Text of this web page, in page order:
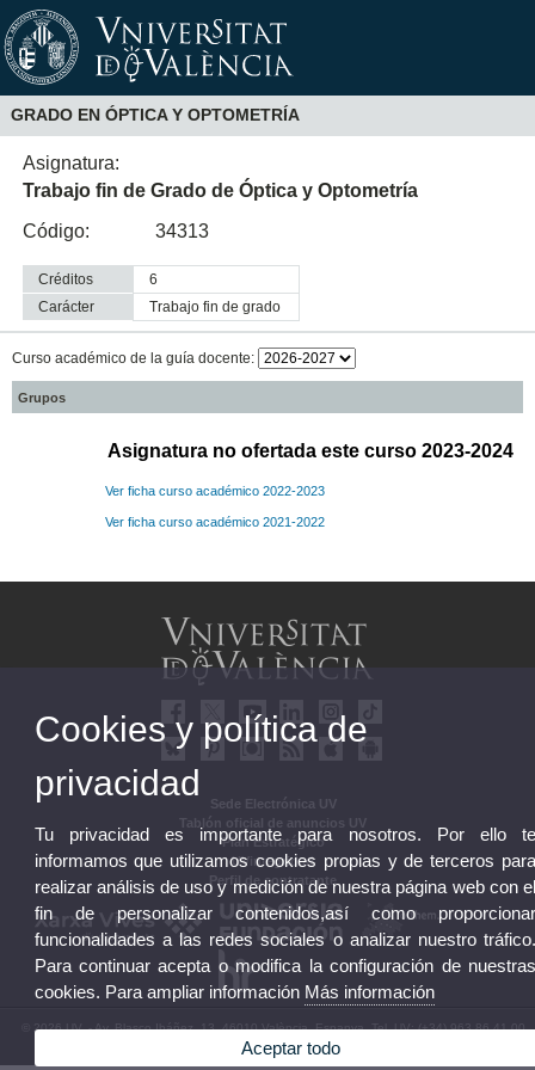
GRADO EN ÓPTICA Y OPTOMETRÍA
Asignatura:
Trabajo fin de Grado de Óptica y Optometría
Código:
34313
Créditos
6
Carácter
trabajo fin de grado
Curso académico de la guía docente:
Grupos
Asignatura no ofertada este curso 2023-2024
Ver ficha curso académico 2022-2023
Ver ficha curso académico 2021-2022
Sede Electrónica UV
Tablón oficial de anuncios UV
Plan Estratégico
UVintegridad
Perfil de contratante
© 2026 UV. - Av. Blasco Ibáñez, 13. 46010 València. Espanya. Tel. UV: (+34) 963 86 41 00
Política privacidad| Cookies
Cookies y política de
privacidad
Tu privacidad es importante para nosotros. Por ello
informamos que utilizamos cookies propias y de terceros
realizar análisis de uso y medición de nuestra página web con
fin de personalizar contenidos,así como
funcionalidades a las redes sociales o analizar nuestro
Para continuar acepta o modifica la configuración de
cookies. Para ampliar información Más información
Aceptar todo